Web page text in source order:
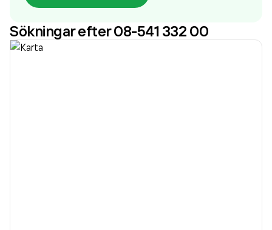
omsatte 14 378 000,00 krsenaste räkenskapsåret
(2024).
Sökningar efter 08-541 332 00